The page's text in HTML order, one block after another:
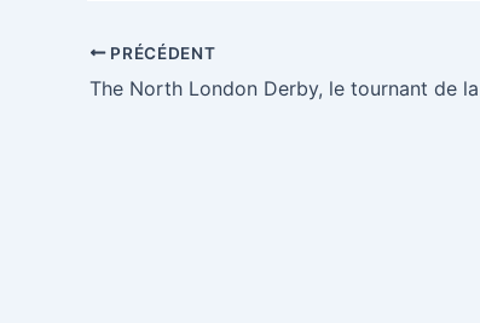
PRÉCÉDENT
The North London Derby, le tournant de la